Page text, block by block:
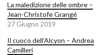
La maledizione delle ombre –
Jean-Christofe Grangé
27 Giugno 2019
Il cuoco dell’Alcyon – Andrea
Camilleri